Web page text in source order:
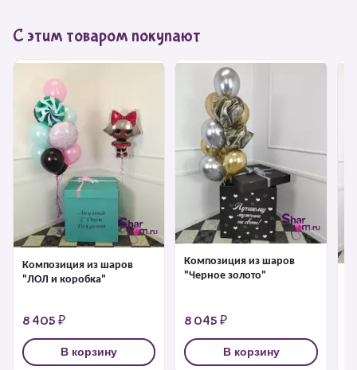
С этим товаром покупают
Композиция из шаров
"ЛОЛ и коробка"
8 405 ₽
В корзину
Композиция из шаров
"Черное золото"
8 045 ₽
В корзину